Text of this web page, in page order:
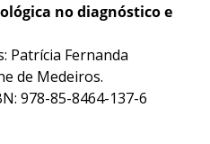
no diagnóstico e
Patrícia Fernanda
de Medeiros.
978-85-8464-137-6